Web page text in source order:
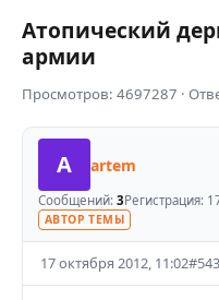
Атопический
армии
Просмотров: 4697287 ·
A artem
Сообщений: 3Регистрация:
АВТОР ТЕМЫ
17 октября 2012, 11:02#543